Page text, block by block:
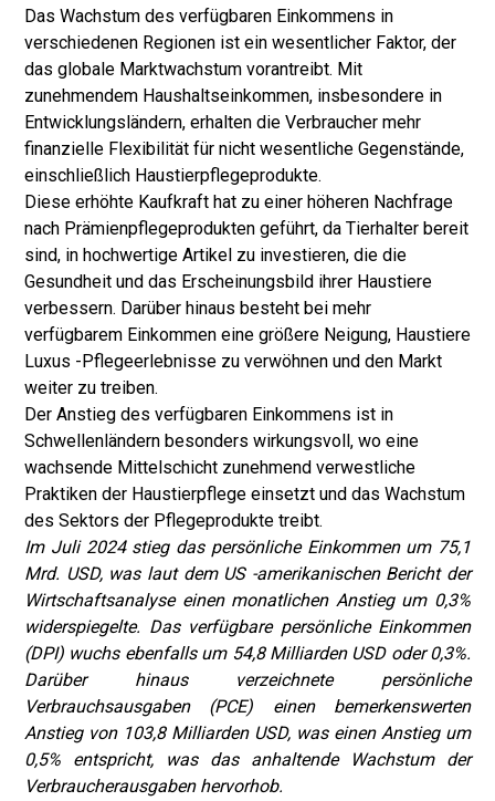
Das Wachstum des verfügbaren Einkommens in
verschiedenen Regionen ist ein wesentlicher Faktor, der
das globale Marktwachstum vorantreibt. Mit
zunehmendem Haushaltseinkommen, insbesondere in
Entwicklungsländern, erhalten die Verbraucher mehr
finanzielle Flexibilität für nicht wesentliche Gegenstände,
einschließlich Haustierpflegeprodukte.
Diese erhöhte Kaufkraft hat zu einer höheren Nachfrage
nach Prämienpflegeprodukten geführt, da Tierhalter bereit
sind, in hochwertige Artikel zu investieren, die die
Gesundheit und das Erscheinungsbild ihrer Haustiere
verbessern. Darüber hinaus besteht bei mehr
verfügbarem Einkommen eine größere Neigung, Haustiere
Luxus -Pflegeerlebnisse zu verwöhnen und den Markt
weiter zu treiben.
Der Anstieg des verfügbaren Einkommens ist in
Schwellenländern besonders wirkungsvoll, wo eine
wachsende Mittelschicht zunehmend verwestliche
Praktiken der Haustierpflege einsetzt und das Wachstum
des Sektors der Pflegeprodukte treibt.
Im Juli 2024 stieg das persönliche Einkommen um 75,1
Mrd. USD, was laut dem US -amerikanischen Bericht der
Wirtschaftsanalyse einen monatlichen Anstieg um 0,3%
widerspiegelte. Das verfügbare persönliche Einkommen
(DPI) wuchs ebenfalls um 54,8 Milliarden USD oder 0,3%.
Darüber hinaus verzeichnete persönliche
Verbrauchsausgaben (PCE) einen bemerkenswerten
Anstieg von 103,8 Milliarden USD, was einen Anstieg um
0,5% entspricht, was das anhaltende Wachstum der
Verbraucherausgaben hervorhob.